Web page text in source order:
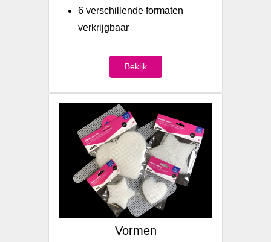
6 verschillende formaten
verkrijgbaar
Bekijk
Vormen